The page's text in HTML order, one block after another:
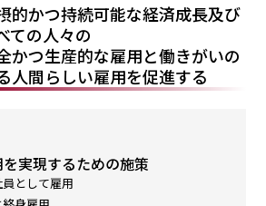
的かつ持続可能な経済成長及び
ての人々の
かつ生産的な雇用と働きがいの
人間らしい雇用を促進する
実現するための施策
として雇用